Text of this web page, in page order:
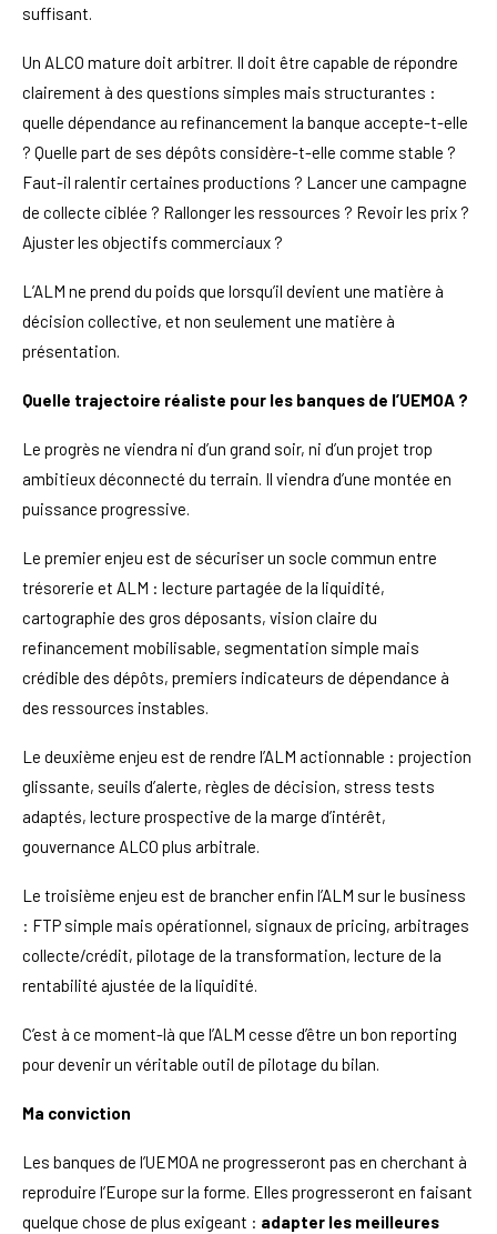
suffisant.
Un ALCO mature doit arbitrer. Il doit être capable de répondre
clairement à des questions simples mais structurantes :
quelle dépendance au refinancement la banque accepte-t-elle
? Quelle part de ses dépôts considère-t-elle comme stable ?
Faut-il ralentir certaines productions ? Lancer une campagne
de collecte ciblée ? Rallonger les ressources ? Revoir les prix ?
Ajuster les objectifs commerciaux ?
L’ALM ne prend du poids que lorsqu’il devient une matière à
décision collective, et non seulement une matière à
présentation.
Quelle trajectoire réaliste pour les banques de l’UEMOA ?
Le progrès ne viendra ni d’un grand soir, ni d’un projet trop
ambitieux déconnecté du terrain. Il viendra d’une montée en
puissance progressive.
Le premier enjeu est de sécuriser un socle commun entre
trésorerie et ALM : lecture partagée de la liquidité,
cartographie des gros déposants, vision claire du
refinancement mobilisable, segmentation simple mais
crédible des dépôts, premiers indicateurs de dépendance à
des ressources instables.
Le deuxième enjeu est de rendre l’ALM actionnable : projection
glissante, seuils d’alerte, règles de décision, stress tests
adaptés, lecture prospective de la marge d’intérêt,
gouvernance ALCO plus arbitrale.
Le troisième enjeu est de brancher enfin l’ALM sur le business
: FTP simple mais opérationnel, signaux de pricing, arbitrages
collecte/crédit, pilotage de la transformation, lecture de la
rentabilité ajustée de la liquidité.
C’est à ce moment-là que l’ALM cesse d’être un bon reporting
pour devenir un véritable outil de pilotage du bilan.
Ma conviction
Les banques de l’UEMOA ne progresseront pas en cherchant à
reproduire l’Europe sur la forme. Elles progresseront en faisant
quelque chose de plus exigeant : adapter les meilleures